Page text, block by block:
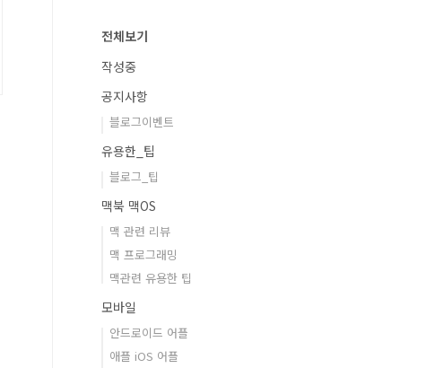
전체보기
작성중
공지사항
블로그이벤트
유용한_팁
블로그_팁
맥북 맥OS
맥 관련 리뷰
맥 프로그래밍
맥관련 유용한 팁
모바일
안드로이드 어플
애플 iOS 어플